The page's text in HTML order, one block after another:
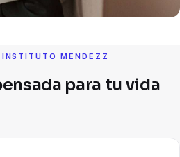
MENDEZZ
para tu vida